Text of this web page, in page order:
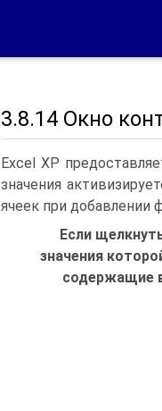
3.8.14 Окно
Excel XP
значения
ячеек при добавлении
Если
значения
содержащие